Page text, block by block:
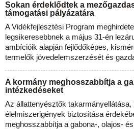
Sokan érdeklődtek a
támogatási pályázatára
A Vidékfejlesztési Program
legsikeresebbnek a május 31-én
ambícióik alapján fejlődőképes,
termelők jövedelemszerzését és
A kormány meghosszabbítja a
intézkedéseket
Az állattenyésztők takarmányellátása,
élelmiszerigények biztosítása
meghosszabbítja a gabona-, olajos-